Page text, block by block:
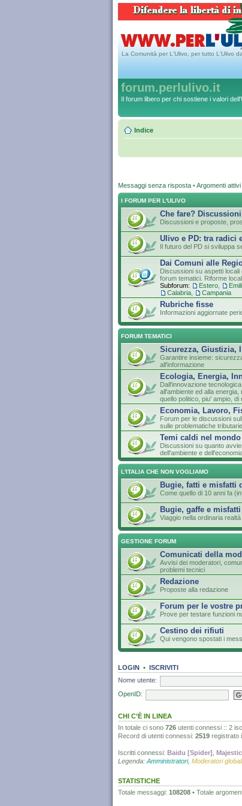
La Comunità per L'Ulivo, per tutto L'Ulivo
forum.perlulivo.it
Il forum libero per chi sostiene i valori
Indice
Messaggi senza risposta •Argomenti attivi
I FORUM PER L'ULIVO
Che fare?
Discussioni e proposte,
Ulivo e PD: tra radici
Il futuro del PD si sviluppa
Dai Comuni alle
Discussioni su aspetti
forum tematici. Riforme
Subforum:
Estero
Calabria
Campania
Rubriche fisse
Informazioni aggiornate
FORUM TEMATICI
Sicurezza, Giustizia,
Garantire insieme:
all'informazione
Ecologia, Energia,
Dall'innovazione
all'ambiente ed alla
quello politico, piu' ampio,
Economia, Lavoro,
Forum per le discussioni
sulle problematiche
Temi caldi nel mondo
Discussioni su quanto
dell'ambiente e
L'ITALIA CHE NON VOGLIAMO
Bugie, fatti e misfatti
Come quello di 10 anni fa
Bugie, gaffe e
Viaggio nella ordinaria
GESTIONE FORUM
Comunicati della
Avvisi dei moderatori,
problemi tecnici
Redazione
Proposte alla redazione
Forum per le vostre
Prove per testare funzioni
Cestino dei rifiuti
Qui vengono spostati i
LOGIN • ISCRIVITI
Nome utente:
OpenID:
CHI C’È IN LINEA
In totale ci sono 726 utenti connessi :: 2
Record di utenti connessi: 2519 registrato
Iscritti connessi: Baidu [Spider]
Legenda: Amministratori, Moderatori globali
STATISTICHE
Totale messaggi: 108208 • Totale